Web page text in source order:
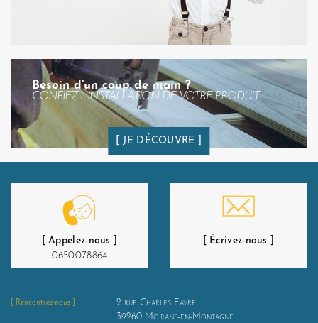
Besoin d’un coup de main ?
CONFIEZ L’INSTALLATION DE VOTRE PRODUIT
JE DÉCOUVRE
[ Appelez-nous ]
0650078864
[ Écrivez-nous ]
[ Rencontrez-nous ]
2 rue Charles Favre
39260 Moirans-en-Montagne